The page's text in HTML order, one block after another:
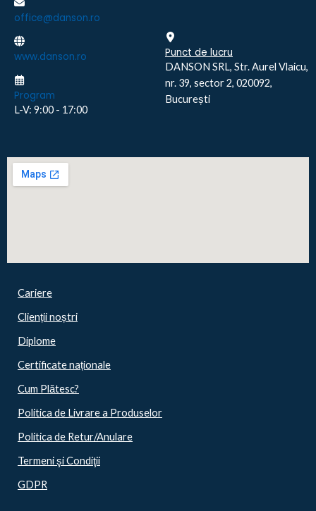
office@danson.ro
www.danson.ro
Program
L-V: 9:00 - 17:00
Punct de lucru
DANSON SRL, Str. Aurel Vlaicu,
nr. 39, sector 2, 020092,
București
Cariere
Clienții noștri
Diplome
Certificate naționale
Cum Plătesc?
Politica de Livrare a Produselor
Politica de Retur/Anulare
Termeni şi Condiţii
GDPR